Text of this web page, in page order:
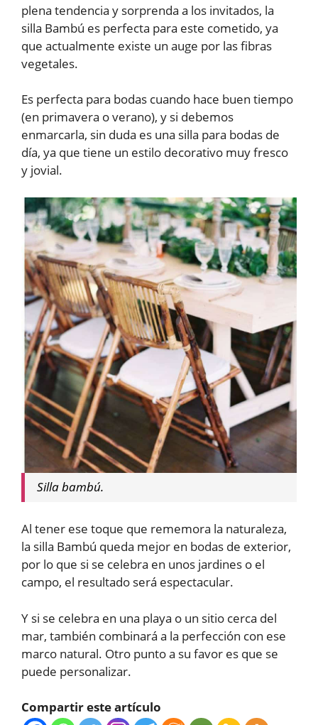
plena tendencia y sorprenda a los invitados, la
silla Bambú es perfecta para este cometido, ya
que actualmente existe un auge por las fibras
vegetales.
Es perfecta para bodas cuando hace buen tiempo
(en primavera o verano), y si debemos
enmarcarla, sin duda es una silla para bodas de
día, ya que tiene un estilo decorativo muy fresco
y jovial.
Silla bambú.
Al tener ese toque que rememora la naturaleza,
la silla Bambú queda mejor en bodas de exterior,
por lo que si se celebra en unos jardines o el
campo, el resultado será espectacular.
Y si se celebra en una playa o un sitio cerca del
mar, también combinará a la perfección con ese
marco natural. Otro punto a su favor es que se
puede personalizar.
Compartir este artículo